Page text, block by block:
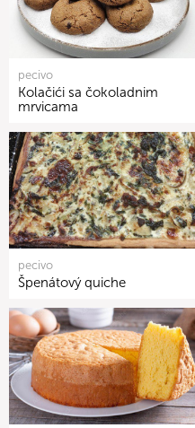
pecivo
Kolačići sa čokoladnim
mrvicama
pecivo
Špenátový quiche